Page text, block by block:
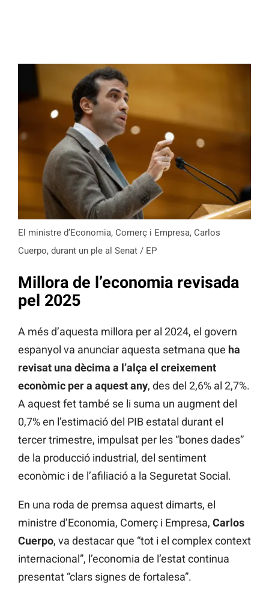
El ministre d’Economia, Comerç i Empresa, Carlos
Cuerpo, durant un ple al Senat / EP
Millora de l’economia revisada
pel 2025
A més d’aquesta millora per al 2024, el govern
espanyol va anunciar aquesta setmana que ha
revisat una dècima a l’alça el creixement
econòmic per a aquest any, des del 2,6% al 2,7%.
A aquest fet també se li suma un augment del
0,7% en l’estimació del PIB estatal durant el
tercer trimestre, impulsat per les “bones dades”
de la producció industrial, del sentiment
econòmic i de l’afiliació a la Seguretat Social.
En una roda de premsa aquest dimarts, el
ministre d’Economia, Comerç i Empresa, Carlos
Cuerpo, va destacar que “tot i el complex context
internacional”, l’economia de l’estat continua
presentat “clars signes de fortalesa”.